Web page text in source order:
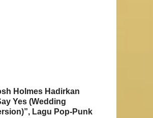
Holmes Hadirkan
Yes (Wedding
Lagu Pop-Punk